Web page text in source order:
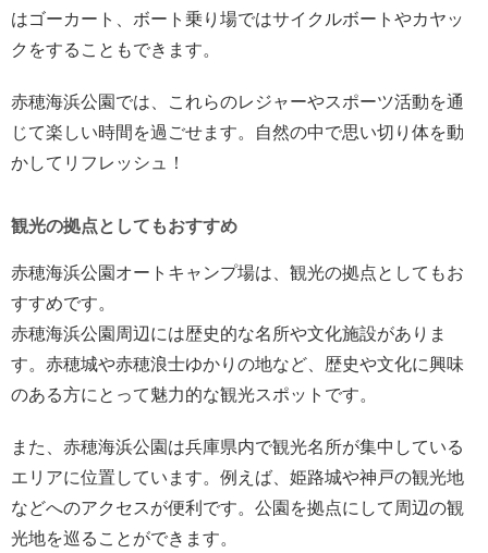
はゴーカート、ボート乗り場ではサイクルボートやカヤッ
クをすることもできます。
赤穂海浜公園では、これらのレジャーやスポーツ活動を通
じて楽しい時間を過ごせます。自然の中で思い切り体を動
かしてリフレッシュ！
観光の拠点としてもおすすめ
赤穂海浜公園オートキャンプ場は、観光の拠点としてもお
すすめです。
赤穂海浜公園周辺には歴史的な名所や文化施設がありま
す。赤穂城や赤穂浪士ゆかりの地など、歴史や文化に興味
のある方にとって魅力的な観光スポットです。
また、赤穂海浜公園は兵庫県内で観光名所が集中している
エリアに位置しています。例えば、姫路城や神戸の観光地
などへのアクセスが便利です。公園を拠点にして周辺の観
光地を巡ることができます。